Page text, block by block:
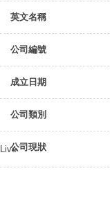
英文名稱
公司編號
成立日期
公司類別
公司現狀
Live